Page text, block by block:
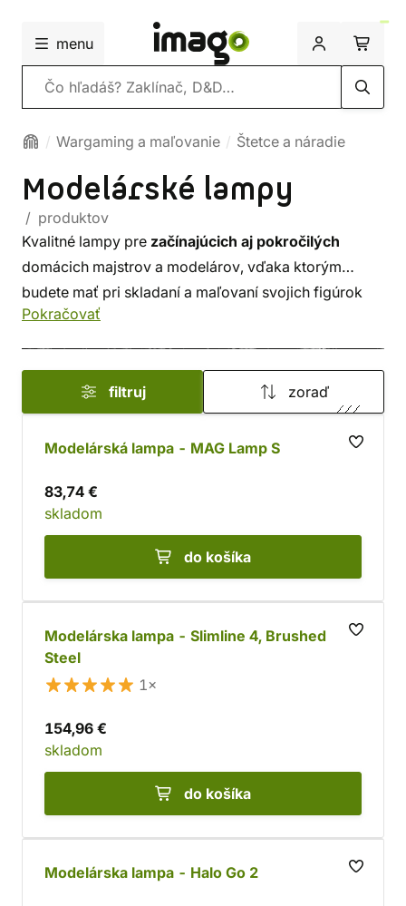
menu
Vyhľadávanie
Wargaming a maľovanie Štetce a náradie
Modelárské lampy
/ produktov
Kvalitné lampy pre začínajúcich aj pokročilých
domácich majstrov a modelárov, vďaka ktorým
budete mať pri skladaní a maľovaní svojich figúrok
a modelov vždy dostatok svetla. Oblúkové lampy
osvetlenie bez nepríjemných tieňov. Prvotriedne
lampy The Daylight Company potom ponúkajú stolné
ajprenosné lampy s lupou.
Pokračovať
filtruj zoraď
Modelárská lampa - MAG Lamp S
83,74 €
skladom
do košíka
Modelárska lampa - Slimline 4, Brushed
Steel
1×
154,96 €
skladom
do košíka
Modelárska lampa - Halo Go 2